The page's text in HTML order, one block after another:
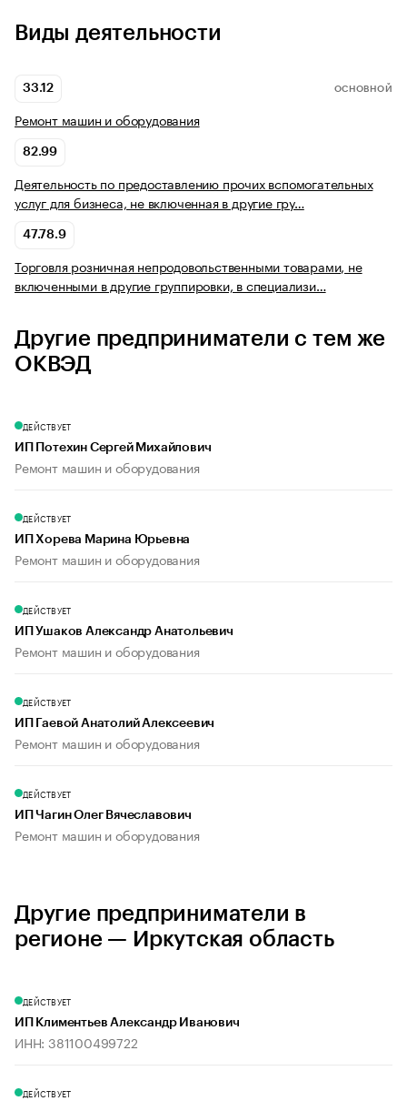
Виды деятельности
33.12 ОСНОВНОЙ
Ремонт машин и оборудования
82.99
Деятельность по предоставлению прочих вспомогательных
услуг для бизнеса, не включенная в другие гру…
47.78.9
Торговля розничная непродовольственными товарами, не
включенными в другие группировки, в специализи…
Другие предприниматели с тем же
ОКВЭД
ДЕЙСТВУЕТ
ИП Потехин Сергей Михайлович
Ремонт машин и оборудования
ДЕЙСТВУЕТ
ИП Хорева Марина Юрьевна
Ремонт машин и оборудования
ДЕЙСТВУЕТ
ИП Ушаков Александр Анатольевич
Ремонт машин и оборудования
ДЕЙСТВУЕТ
ИП Гаевой Анатолий Алексеевич
Ремонт машин и оборудования
ДЕЙСТВУЕТ
ИП Чагин Олег Вячеславович
Ремонт машин и оборудования
Другие предприниматели в
регионе — Иркутская область
ДЕЙСТВУЕТ
ИП Климентьев Александр Иванович
ИНН: 381100499722
ДЕЙСТВУЕТ